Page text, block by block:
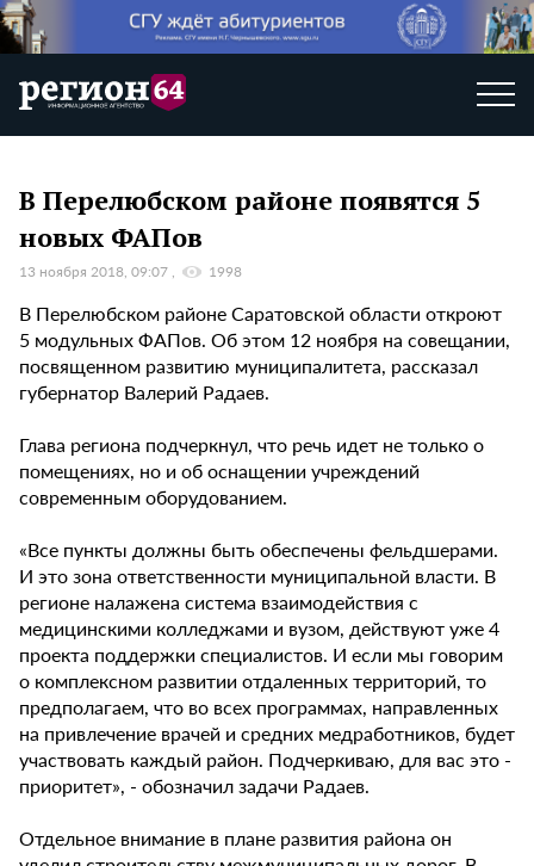
В Перелюбском районе появятся 5
новых ФАПов
13 ноября 2018, 09:07 1998
В Перелюбском районе Саратовской области откроют
5 модульных ФАПов. Об этом 12 ноября на совещании,
посвященном развитию муниципалитета, рассказал
губернатор Валерий Радаев.
Глава региона подчеркнул, что речь идет не только о
помещениях, но и об оснащении учреждений
современным оборудованием.
«Все пункты должны быть обеспечены фельдшерами.
И это зона ответственности муниципальной власти. В
регионе налажена система взаимодействия с
медицинскими колледжами и вузом, действуют уже 4
проекта поддержки специалистов. И если мы говорим
о комплексном развитии отдаленных территорий, то
предполагаем, что во всех программах, направленных
на привлечение врачей и средних медработников, будет
участвовать каждый район. Подчеркиваю, для вас это -
приоритет», - обозначил задачи Радаев.
Отдельное внимание в плане развития района он